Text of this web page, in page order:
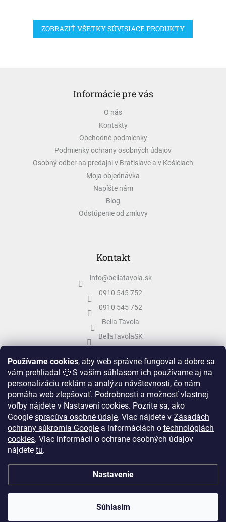
Používame cookies, aby web správne fungoval a dobre sa
vám prehliadal 🙂 S vaším súhlasom ich používame aj na
personalizáciu reklám a analýzu návštevnosti, čo nám
pomáha web zlepšovať. Podrobnosti a možnosť vlastnej
voľby nájdete v Nastavení cookies. Pozrite sa, ako
Google spracúva osobné údaje. Viac nájdete v Zásadách
ochrany súkromia Google a informáciách o technológiách
cookies. Viac informácií o ochrane osobných údajov
nájdete tu.
Nastavenie
Súhlasím
ZOBRAZIŤ VŠETKY SÚVISIACE PRODUKTY
Informácie pre vás
O nás
Kontakty
Obchodné podmienky
Podmienky ochrany osobných údajov
Osobný odber na predajni v Bratislave a v Košiciach
Moja objednávka
Napíšte nám
Blog
Odstúpenie od zmluvy
Kontakt
info@bellatavola.sk
0910 545 752
0910 545 752
Bella Tavola
BellaTavolaSK
Vytvoril Shoptet &
cookies